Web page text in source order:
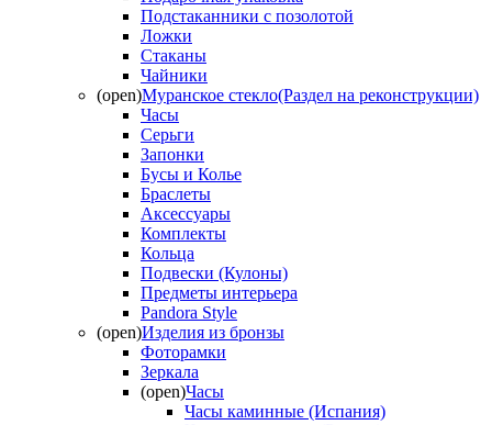
Подстаканники с позолотой
Ложки
Стаканы
Чайники
(open)Муранское стекло(Раздел на реконструкции)
Часы
Серьги
Запонки
Бусы и Колье
Браслеты
Аксессуары
Комплекты
Кольца
Подвески (Кулоны)
Предметы интерьера
Pandora Style
(open)Изделия из бронзы
Фоторамки
Зеркала
(open)Часы
Часы каминные (Испания)